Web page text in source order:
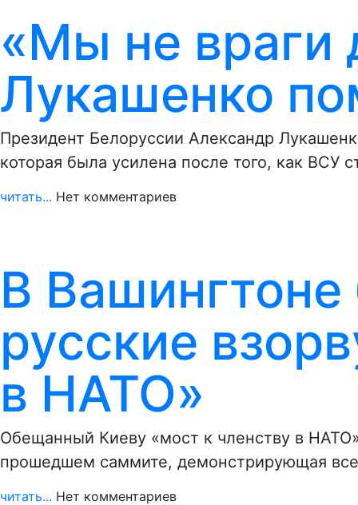
«Мы не враги
Лукашенко
Президент Белоруссии Александр
которая была усилена после того, как ВСУ
читать... Нет комментариев
В Вашингтоне
русские
в НАТО»
Обещанный Киеву «мост к членству в
прошедшем саммите, демонстрирующая
читать... Нет комментариев